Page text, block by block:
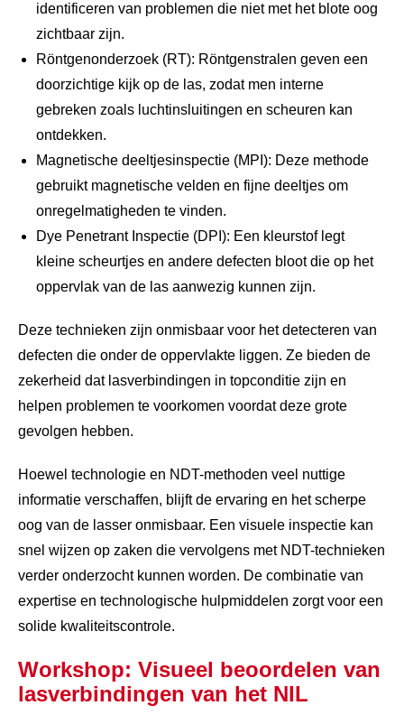
identificeren van problemen die niet met het blote oog
zichtbaar zijn.
Röntgenonderzoek (RT): Röntgenstralen geven een
doorzichtige kijk op de las, zodat men interne
gebreken zoals luchtinsluitingen en scheuren kan
ontdekken.
Magnetische deeltjesinspectie (MPI): Deze methode
gebruikt magnetische velden en fijne deeltjes om
onregelmatigheden te vinden.
Dye Penetrant Inspectie (DPI): Een kleurstof legt
kleine scheurtjes en andere defecten bloot die op het
oppervlak van de las aanwezig kunnen zijn.
Deze technieken zijn onmisbaar voor het detecteren van
defecten die onder de oppervlakte liggen. Ze bieden de
zekerheid dat lasverbindingen in topconditie zijn en
helpen problemen te voorkomen voordat deze grote
gevolgen hebben.
Hoewel technologie en NDT-methoden veel nuttige
informatie verschaffen, blijft de ervaring en het scherpe
oog van de lasser onmisbaar. Een visuele inspectie kan
snel wijzen op zaken die vervolgens met NDT-technieken
verder onderzocht kunnen worden. De combinatie van
expertise en technologische hulpmiddelen zorgt voor een
solide kwaliteitscontrole.
Workshop: Visueel beoordelen van
lasverbindingen van het NIL